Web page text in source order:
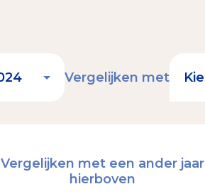
Vergelijken met
Vergelijken met een ander jaar
hierboven